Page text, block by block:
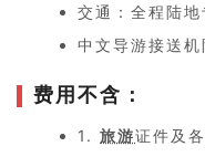
交通：全程陆地
中文导游接送
费用不含：
1. 旅游证件及